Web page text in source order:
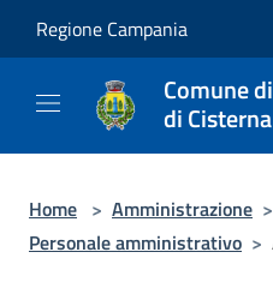
Regione Campania
Comune
di Cisterna
Home > Amministrazione >
Personale amministrativo >